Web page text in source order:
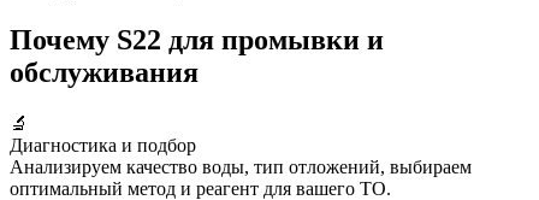
Почему S22 для промывки и
обслуживания
🔬
Диагностика и подбор
Анализируем качество воды, тип отложений, выбираем
оптимальный метод и реагент для вашего ТО.